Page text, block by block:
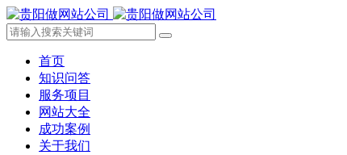
首页
知识问答
服务项目
网站大全
成功案例
关于我们